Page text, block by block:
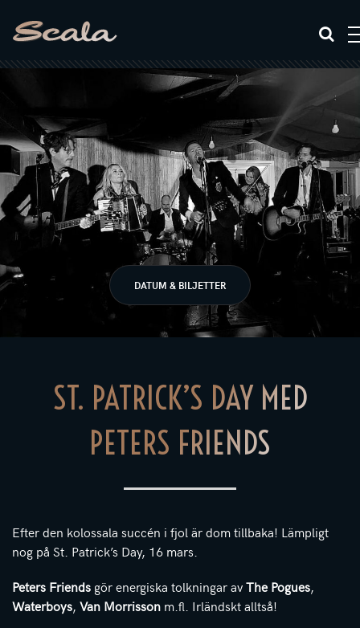
DATUM & BILJETTER
ST. PATRICK’S DAY MED
PETERS FRIENDS
Efter den kolossala succén i fjol är dom tillbaka! Lämpligt
nog på St. Patrick’s Day, 16 mars.
Peters Friends gör energiska tolkningar avThe Pogues,
Waterboys, Van Morrisson m.fl. Irländskt alltså!